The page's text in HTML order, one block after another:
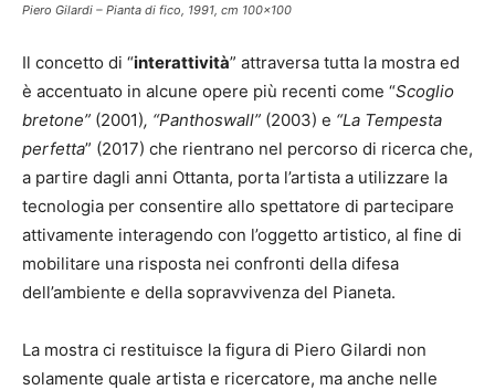
Piero Gilardi – Pianta di fico, 1991, cm 100×100
Il concetto di “interattività” attraversa tutta la mostra ed
è accentuato in alcune opere più recenti come “Scoglio
bretone” (2001), “Panthoswall” (2003) e “La Tempesta
perfetta” (2017) che rientrano nel percorso di ricerca che,
a partire dagli anni Ottanta, porta l’artista a utilizzare la
tecnologia per consentire allo spettatore di partecipare
attivamente interagendo con l’oggetto artistico, al fine di
mobilitare una risposta nei confronti della difesa
dell’ambiente e della sopravvivenza del Pianeta.
La mostra ci restituisce la figura di Piero Gilardi non
solamente quale artista e ricercatore, ma anche nelle